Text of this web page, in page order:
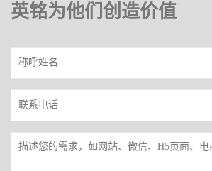
英铭为他们创造价值